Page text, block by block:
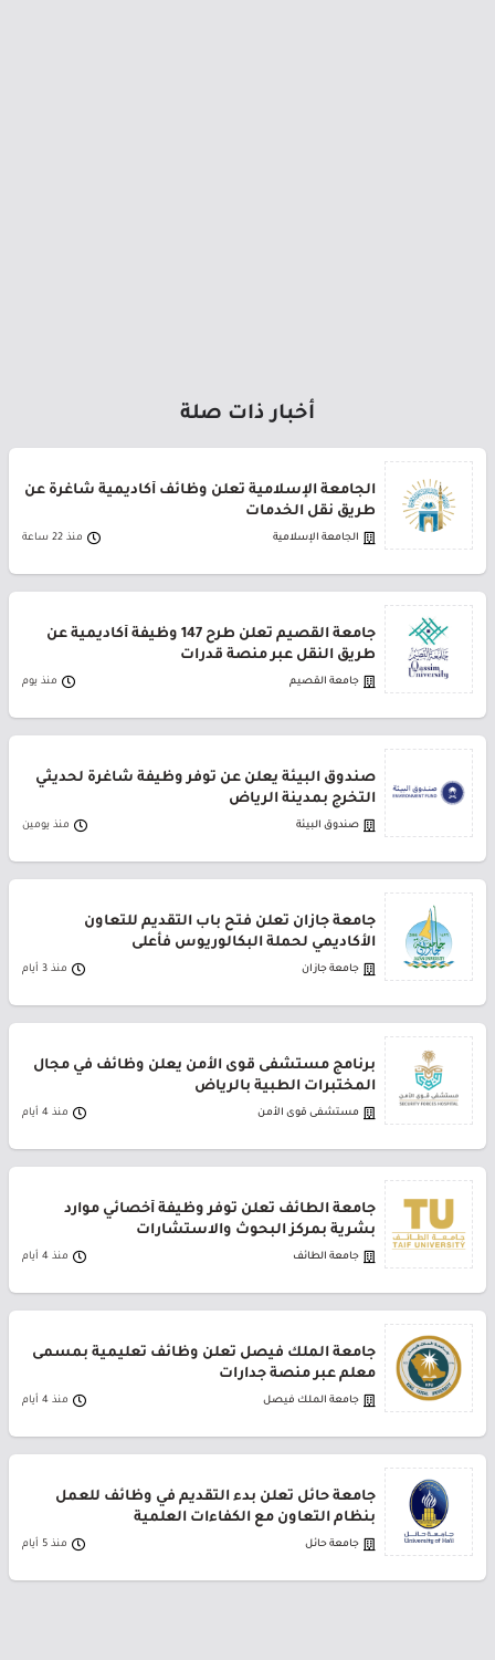
أخبار ذات صلة
الجامعة الإسلامية تعلن وظائف أكاديمية شاغرة عن
طريق نقل الخدمات
الجامعة الإسلامية منذ 22 ساعة
جامعة القصيم تعلن طرح 147 وظيفة أكاديمية عن
طريق النقل عبر منصة قدرات
جامعة القصيم منذ يوم
صندوق البيئة يعلن عن توفر وظيفة شاغرة لحديثي
التخرج بمدينة الرياض
صندوق البيئة منذ يومين
جامعة جازان تعلن فتح باب التقديم للتعاون
الأكاديمي لحملة البكالوريوس فأعلى
جامعة جازان منذ 3 أيام
برنامج مستشفى قوى الأمن يعلن وظائف في مجال
المختبرات الطبية بالرياض
مستشفى قوى الأمن منذ 4 أيام
جامعة الطائف تعلن توفر وظيفة أخصائي موارد
بشرية بمركز البحوث والاستشارات
جامعة الطائف منذ 4 أيام
جامعة الملك فيصل تعلن وظائف تعليمية بمسمى
معلم عبر منصة جدارات
جامعة الملك فيصل منذ 4 أيام
جامعة حائل تعلن بدء التقديم في وظائف للعمل
بنظام التعاون مع الكفاءات العلمية
جامعة حائل منذ 5 أيام